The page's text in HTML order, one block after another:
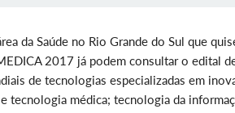
da Saúde no Rio Grande do Sul que
2017 já podem consultar o edital
de tecnologias especializadas em
tecnologia médica; tecnologia da